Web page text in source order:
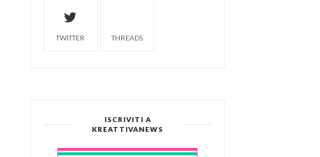
TWITTER THREADS
ISCRIVITI A
KREATTIVANEWS